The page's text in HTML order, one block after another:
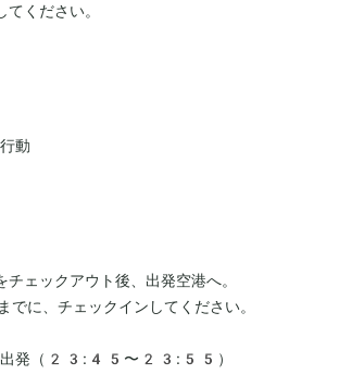
ください。
動
チェックアウト後、出発空港へ。
に、チェックインしてください。
出発（23:45〜23:55）